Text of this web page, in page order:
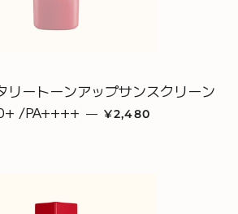
ートーンアップサンスクリーン
/PA++++ — 販売価格
¥2,480